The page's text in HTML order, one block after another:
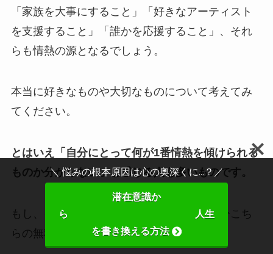
「家族を大事にすること」「好きなアーティスト
を支援すること」「誰かを応援すること」、それ
らも情熱の源となるでしょう。
本当に好きなものや大切なものについて考えてみ
てください。
とはいえ「自分にとって何が1番情熱を傾けられる
ものか分からない」と感じる人も多いものです。
もし、そんな悩みを抱えているのなら、ぜひこち
らの無料メルマガを参考にしてください。
＼ 悩みの根本原因は心の奥深くに...？／
潜在意識か
ら 人生
を書き換える方法